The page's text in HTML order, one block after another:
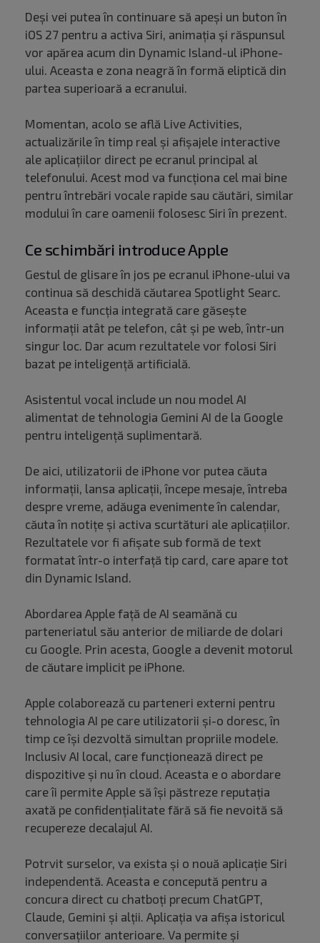
Deși vei putea în continuare să apeși un buton în
iOS 27 pentru a activa Siri, animația și răspunsul
vor apărea acum din Dynamic Island-ul iPhone-
ului. Aceasta e zona neagră în formă eliptică din
partea superioară a ecranului.
Momentan, acolo se află Live Activities,
actualizările în timp real și afișajele interactive
ale aplicațiilor direct pe ecranul principal al
telefonului. Acest mod va funcționa cel mai bine
pentru întrebări vocale rapide sau căutări, similar
modului în care oamenii folosesc Siri în prezent.
Ce schimbări introduce Apple
Gestul de glisare în jos pe ecranul iPhone-ului va
continua să deschidă căutarea Spotlight Searc.
Aceasta e funcția integrată care găsește
informații atât pe telefon, cât și pe web, într-un
singur loc. Dar acum rezultatele vor folosi Siri
bazat pe inteligență artificială.
Asistentul vocal include un nou model AI
alimentat de tehnologia Gemini AI de la Google
pentru inteligență suplimentară.
De aici, utilizatorii de iPhone vor putea căuta
informații, lansa aplicații, începe mesaje, întreba
despre vreme, adăuga evenimente în calendar,
căuta în notițe și activa scurtături ale aplicațiilor.
Rezultatele vor fi afișate sub formă de text
formatat într-o interfață tip card, care apare tot
din Dynamic Island.
Abordarea Apple față de AI seamănă cu
parteneriatul său anterior de miliarde de dolari
cu Google. Prin acesta, Google a devenit motorul
de căutare implicit pe iPhone.
Apple colaborează cu parteneri externi pentru
tehnologia AI pe care utilizatorii și-o doresc, în
timp ce își dezvoltă simultan propriile modele.
Inclusiv AI local, care funcționează direct pe
dispozitive și nu în cloud. Aceasta e o abordare
care îi permite Apple să își păstreze reputația
axată pe confidențialitate fără să fie nevoită să
recupereze decalajul AI.
Potrvit surselor, va exista și o nouă aplicație Siri
independentă. Aceasta e concepută pentru a
concura direct cu chatboți precum ChatGPT,
Claude, Gemini și alții. Aplicația va afișa istoricul
conversațiilor anterioare. Va permite și